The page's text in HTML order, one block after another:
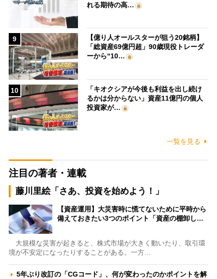
れる期待の高…
9
【億り人オールスターが狙う20銘柄】
「総資産69億円超」90歳現役トレーダ
ーから“10…
10
「キオクシアが今後も利益を出し続け
るかは分からない」資産11億円の個人
投資家が…
一覧を見る
注目の著者・連載
藤川里絵「さあ、投資を始めよう！」
【資産運用】大災害時に慌てないために平時から
備えておきたい3つのポイント「資産の棚卸し…
大規模な災害が起きると、株式市場が大きく動いたり、取引環
境が不安定になったりすることがある。一方…
5年ぶり改訂の「CGコード」、何が変わったのかポイントを解